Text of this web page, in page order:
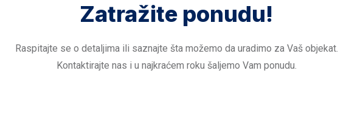
Zatražite ponudu!
Raspitajte se o detaljima ili saznajte šta možemo da uradimo za Vaš objekat.
Kontaktirajte nas i u najkraćem roku šaljemo Vam ponudu.